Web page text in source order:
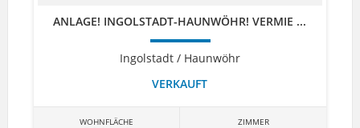
ANLAGE! INGOLSTADT-HAUNWÖHR! VERMIE ...
Ingolstadt / Haunwöhr
VERKAUFT
WOHNFLÄCHE ZIMMER